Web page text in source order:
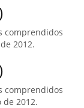
comprendidos
2012.
comprendidos
de 2012.